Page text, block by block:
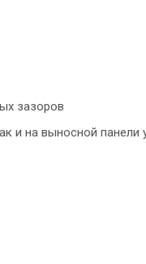
зазоров
и на выносной панели